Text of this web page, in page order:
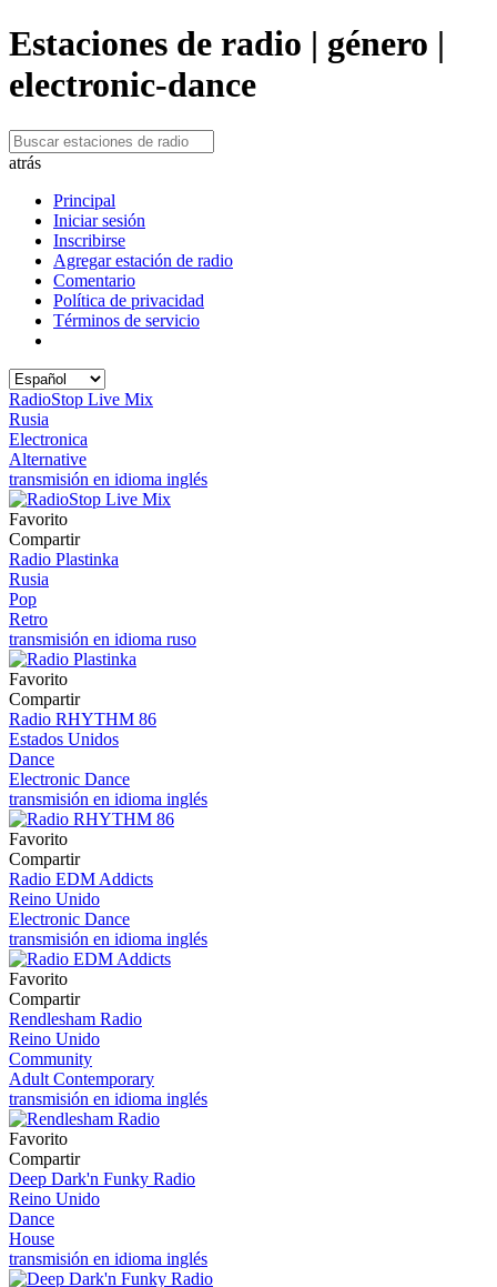
Estaciones de radio | género |
electronic-dance
atrás
Principal
Iniciar sesión
Inscribirse
Agregar estación de radio
Comentario
Política de privacidad
Términos de servicio
RadioStop Live Mix
Rusia
Electronica
Alternative
transmisión en idioma inglés
Favorito
Compartir
Radio Plastinka
Rusia
Pop
Retro
transmisión en idioma ruso
Favorito
Compartir
Radio RHYTHM 86
Estados Unidos
Dance
Electronic Dance
transmisión en idioma inglés
Favorito
Compartir
Radio EDM Addicts
Reino Unido
Electronic Dance
transmisión en idioma inglés
Favorito
Compartir
Rendlesham Radio
Reino Unido
Community
Adult Contemporary
transmisión en idioma inglés
Favorito
Compartir
Deep Dark'n Funky Radio
Reino Unido
Dance
House
transmisión en idioma inglés